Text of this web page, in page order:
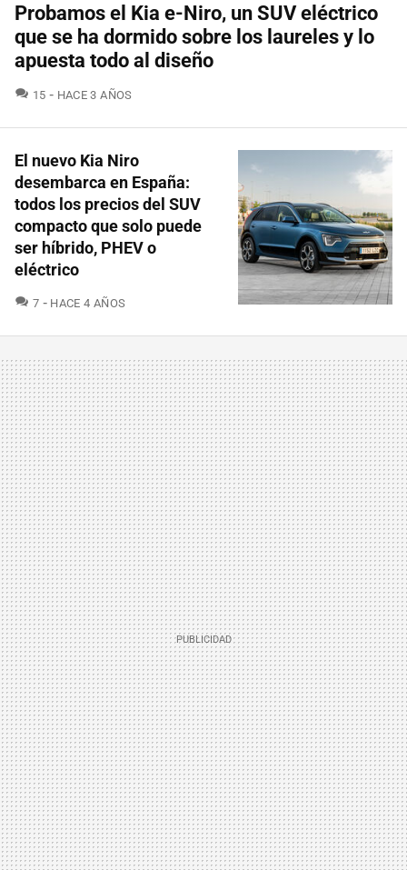
Probamos el Kia e-Niro, un SUV eléctrico
que se ha dormido sobre los laureles y lo
apuesta todo al diseño
15 COMENTARIOS
HACE 3 AÑOS
El nuevo Kia Niro
desembarca en España:
todos los precios del SUV
compacto que solo puede
ser híbrido, PHEV o
eléctrico
7 COMENTARIOS
HACE 4 AÑOS